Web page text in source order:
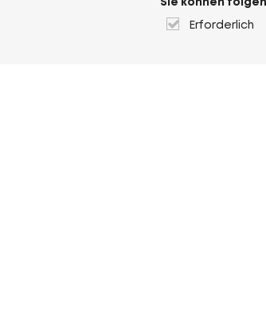
Sie können
Erforderlich